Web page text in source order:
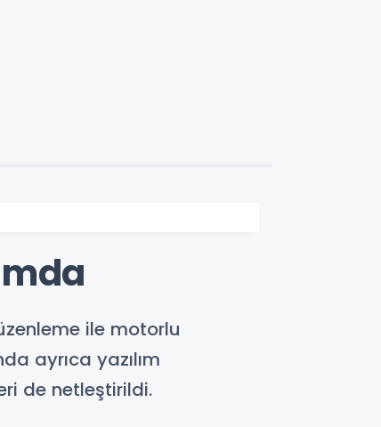
ile motorlu
ayrıca yazılım
de netleştirildi.